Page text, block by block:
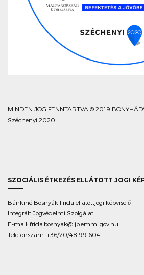
MINDEN JOG FENNTARTVA © 2019
Széchenyi 2020
SZOCIÁLIS ÉTKEZÉS ELLÁTOTT JOGI
Bánkiné Bosnyák Frida ellátottjogi képviselő
Integrált Jogvédelmi Szolgálat
E-mail: frida.bosnyak@ijb.emmi.gov.hu
Telefonszám: +36/20/48 99 604